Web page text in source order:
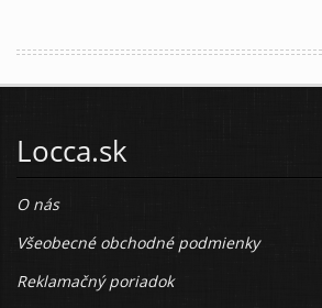
Locca.sk
O nás
Všeobecné obchodné podmienky
Reklamačný poriadok